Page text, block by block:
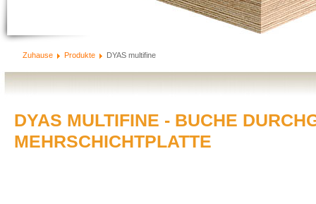
Zuhause Produkte DYAS multifine
DYAS MULTIFINE - BUCHE
MEHRSCHICHTPLATTE